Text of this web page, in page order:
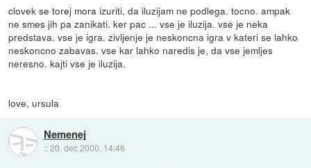
clovek se torej mora izuriti, da iluzijam ne podlega. tocno. ampak
ne smes jih pa zanikati. ker pac ... vse je iluzija. vse je neka
predstava. vse je igra. zivljenje je neskoncna igra v kateri se lahko
neskoncno zabavas. vse kar lahko naredis je, da vse jemljes
neresno. kajti vse je iluzija.
love, ursula
Nemenej
::20. dec 2000, 14:46